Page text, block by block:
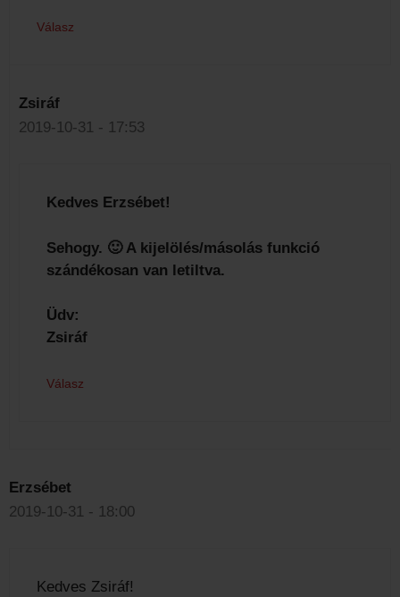
Válasz
Zsiráf
2019-10-31 - 17:53
Kedves Erzsébet!
Sehogy. 🙂 A kijelölés/másolás funkció
szándékosan van letiltva.
Üdv:
Zsiráf
Válasz
Erzsébet
2019-10-31 - 18:00
Kedves Zsiráf!